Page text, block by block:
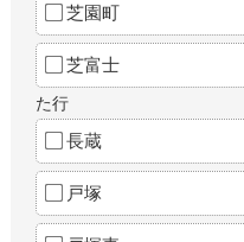
芝園町
芝富士
た行
長蔵
戸塚